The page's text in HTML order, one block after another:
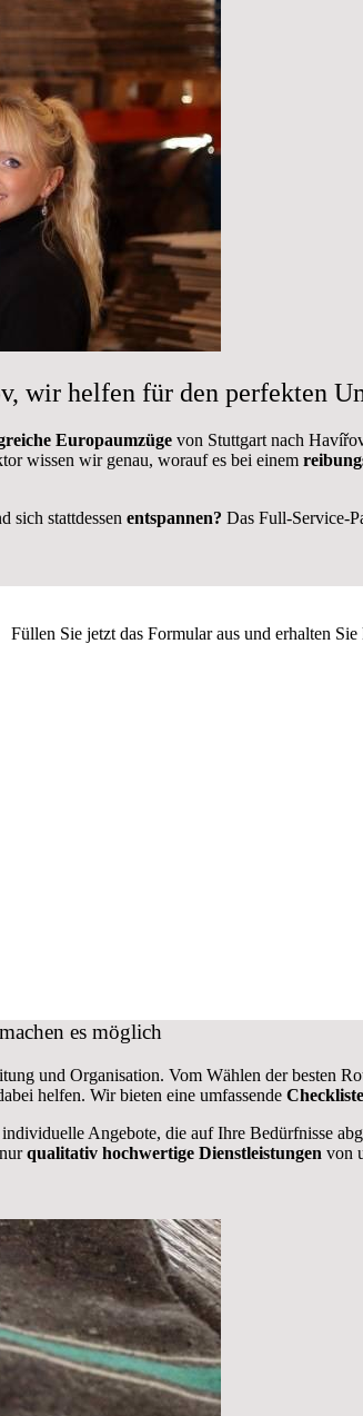
wir helfen für den perfekten
Europaumzüge von Stuttgart nach
wissen wir genau, worauf es bei einem
sich stattdessen entspannen? Das Full-Service-
Füllen Sie jetzt das Formular aus und erhalten
es möglich
und Organisation. Vom Wählen der besten
helfen. Wir bieten eine umfassende Checkliste
Angebote, die auf Ihre Bedürfnisse
qualitativ hochwertige Dienstleistungen von